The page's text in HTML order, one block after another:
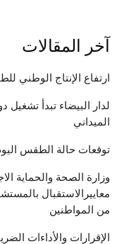
آخر المقالات
ارتفاع الإنتاج الوطني للطاقة
لدار البيضاء تبدأ تشغيل
الميداني
توقعات حالة الطقس البوم
وزارة الصحة والحماية
معاييرالاستقبال
من المواطنين